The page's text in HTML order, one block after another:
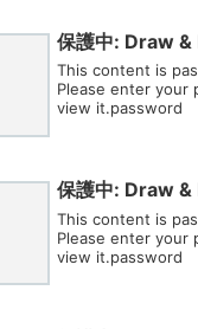
保護中: Draw
This content is
Please enter your
view it.password
保護中: Draw
This content is
Please enter your
view it.password